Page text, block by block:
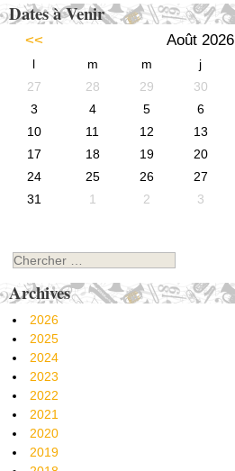
Dates à Venir
<< Août 2026
l m m j
27
28 29 30
3
4 5 6
10
11 12 13
17
18 19 20
24
25 26 27
31
1 2 3
Chercher
Archives
2026
2025
2024
2023
2022
2021
2020
2019